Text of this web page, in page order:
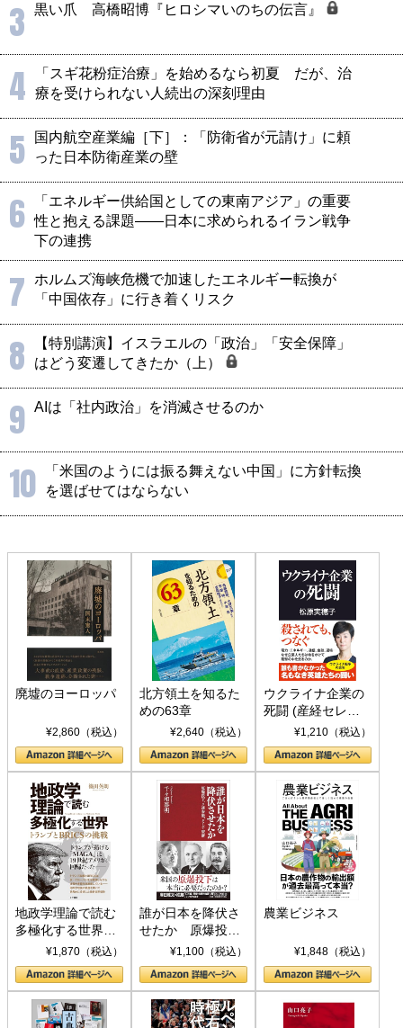
3 黒い爪 高橋昭博『ヒロシマいのちの伝言』
4
「スギ花粉症治療」を始めるなら初夏 だが、治
療を受けられない人続出の深刻理由
5
国内航空産業編［下］：「防衛省が元請け」に頼
った日本防衛産業の壁
6
「エネルギー供給国としての東南アジア」の重要
性と抱える課題――日本に求められるイラン戦争
下の連携
7
ホルムズ海峡危機で加速したエネルギー転換が
「中国依存」に行き着くリスク
8
【特別講演】イスラエルの「政治」「安全保障」
はどう変遷してきたか（上）
9 AIは「社内政治」を消滅させるのか
10
「米国のようには振る舞えない中国」に方針転換
を選ばせてはならない
廃墟のヨーロッパ
¥2,860（税込）
北方領土を知るた
めの63章
¥2,640（税込）
ウクライナ企業の
死闘 (産経セレク
ト S 039)¥1,210（税込）
地政学理論で読む
多極化する世界：
トランプとBRICS
の挑戦
¥1,870（税込）
誰が日本を降伏さ
せたか 原爆投
下、ソ連参戦、そ
して聖断 (PHP新
書)
¥1,100（税込）
農業ビジネス
¥1,848（税込）